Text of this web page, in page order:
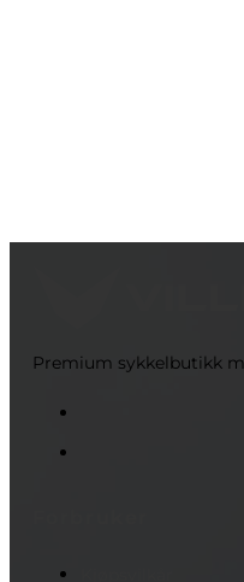
Premium sykkelbutikk